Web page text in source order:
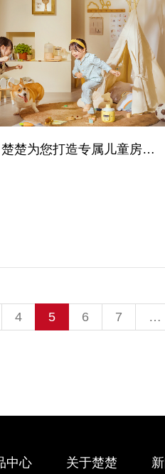
守护童心丨楚楚为您打造专属儿童房，给孩子烂漫童年！
4 5 6 7 …
中心 关于楚楚